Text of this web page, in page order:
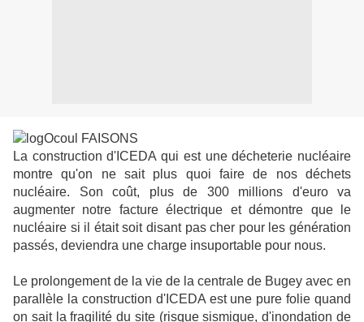
La construction d'ICEDA qui est une décheterie nucléaire
montre qu'on ne sait plus quoi faire de nos déchets
nucléaire. Son coût, plus de 300 millions d'euro va
augmenter notre facture électrique et démontre que le
nucléaire si il était soit disant pas cher pour les génération
passés, deviendra une charge insuportable pour nous.
Le prolongement de la vie de la centrale de Bugey avec en
parallèle la construction d'ICEDA est une pure folie quand
on sait la fragilité du site (risque sismique, d'inondation de